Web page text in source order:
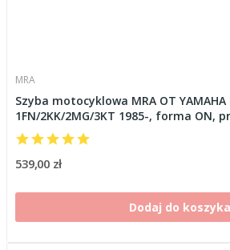
MRA
Szyba motocyklowa MRA OT YAMAHA
1FN/2KK/2MG/3KT 1985-, forma ON,
539,00 zł
Dodaj do koszyka